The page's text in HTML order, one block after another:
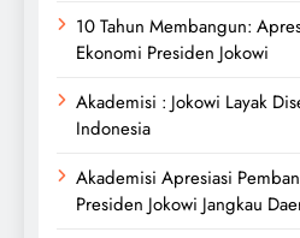
10 Tahun Membangun:
Ekonomi Presiden Jokowi
Akademisi : Jokowi Layak
Indonesia
Akademisi Apresiasi
Presiden Jokowi Jangkau